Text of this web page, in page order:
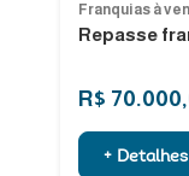
Franquias à
Repasse
R$
+ Detalhes